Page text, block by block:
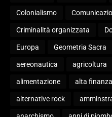
Colonialismo
Criminalità organizzata
Europa Geometria Sacra
aereonautica agricoltura
alimentazione alta finanza
alternative rock